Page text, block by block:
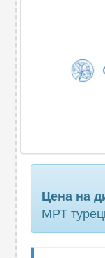
Цена на
МРТ